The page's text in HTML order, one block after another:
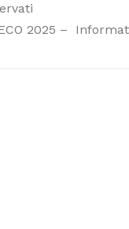
2025 –